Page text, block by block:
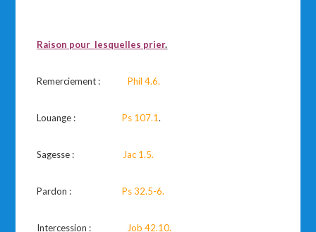
Raison pour lesquelles prier.
Remerciement : Phil 4.6.
Louange :Ps 107.1.
Sagesse : Jac 1.5.
Pardon : Ps 32.5-6.
Intercession : Job 42.10.